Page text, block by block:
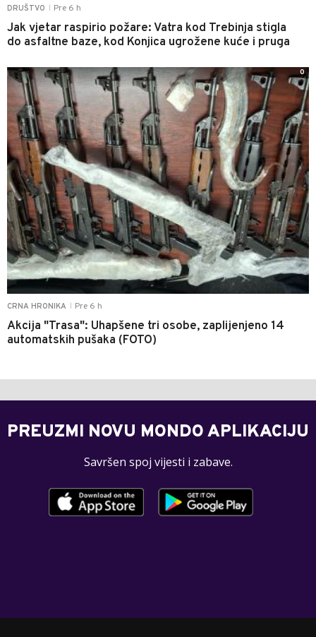
DRUŠTVO Pre 6 h
Jak vjetar raspirio požare: Vatra kod Trebinja stigla
do asfaltne baze, kod Konjica ugrožene kuće i pruga
CRNA HRONIKA Pre 6 h
Akcija "Trasa": Uhapšene tri osobe, zaplijenjeno 14
automatskih pušaka (FOTO)
0
PREUZMI NOVU MONDO APLIKACIJU
Savršen spoj vijesti i zabave.